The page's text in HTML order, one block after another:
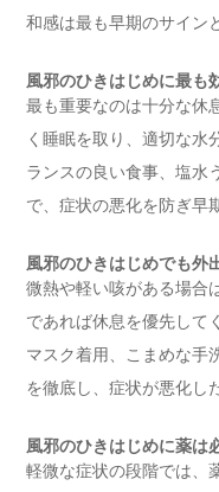
和感は最も早期のサイン
風邪のひきはじめに最も
最も重要なのは十分な休
く睡眠を取り、適切な水
ランスの良い食事、塩水
で、症状の悪化を防ぎ早
風邪のひきはじめでも外
微熱や軽い咳がある場合
であれば休息を優先して
マスク着用、こまめな手
を徹底し、症状が悪化し
風邪のひきはじめに薬は
軽微な症状の段階では、